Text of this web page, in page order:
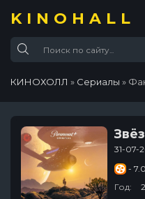
KINOHALL
КИНОХОЛЛ » Сериалы »
31-07-
- 7.0
Год: